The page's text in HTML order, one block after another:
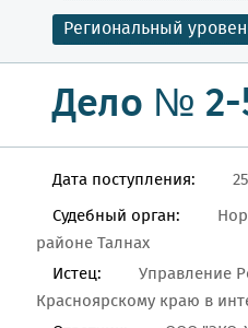
Региональный
Дело № 2-
Дата поступления:
Судебный орган:
районе Талнах
Истец:
Управление
Красноярскому краю в